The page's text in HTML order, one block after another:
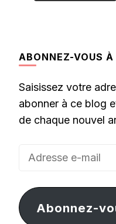
ABONNEZ-VOUS
Saisissez votre
abonner à ce blog
de chaque nouvel
Adresse
mail
Abonnez-